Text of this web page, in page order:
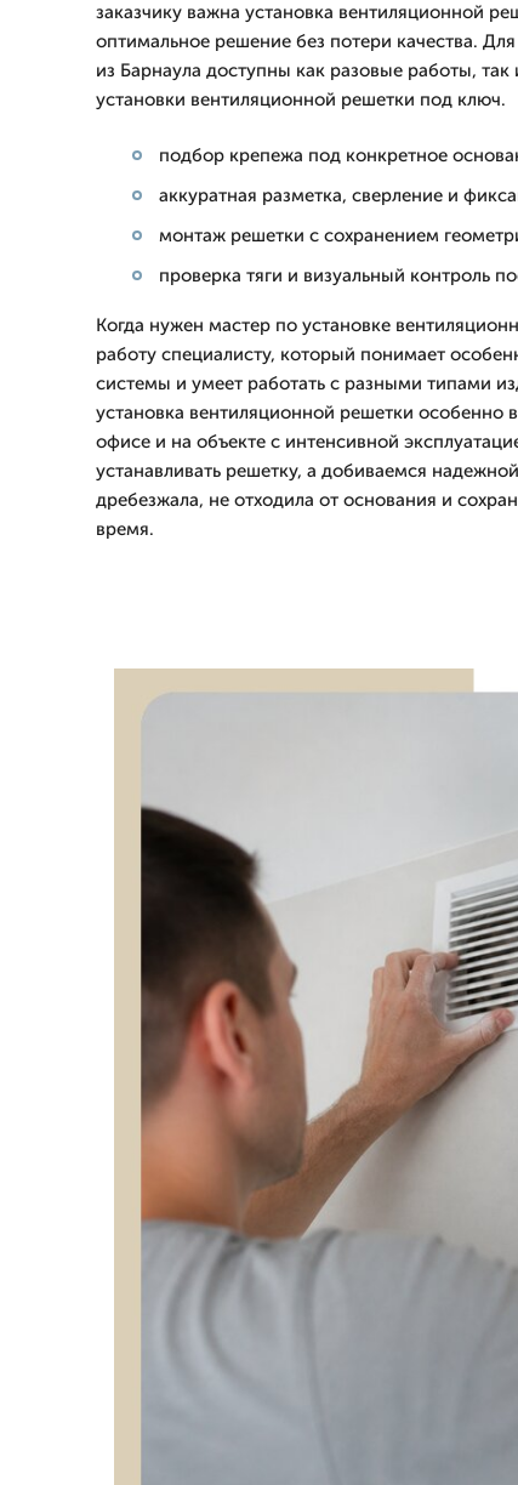
заказчику важна установка вентиляционной
оптимальное решение без потери качества.
из Барнаула доступны как разовые работы, так
установки вентиляционной решетки под ключ.
подбор крепежа под конкретное
аккуратная разметка, сверление и
монтаж решетки с сохранением
проверка тяги и визуальный контроль
Когда нужен мастер по установке
работу специалисту, который понимает
системы и умеет работать с разными типами
установка вентиляционной решетки особенно
офисе и на объекте с интенсивной
устанавливать решетку, а добиваемся
дребезжала, не отходила от основания и
время.